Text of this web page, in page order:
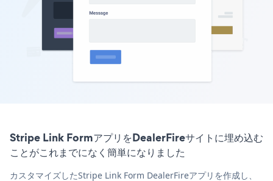
Stripe Link FormアプリをDealerFireサイトに埋め込む
ことがこれまでになく簡単になりました
カスタマイズしたStripe Link Form DealerFireアプリを作成し、